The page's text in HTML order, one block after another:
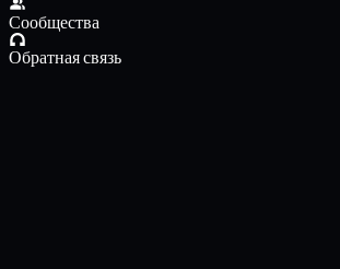
Сообщества
Обратная связь